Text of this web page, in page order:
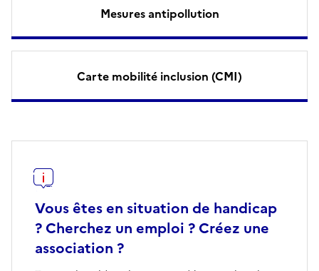
Mesures antipollution
Carte mobilité inclusion (CMI)
Vous êtes en situation de handicap
? Cherchez un emploi ? Créez une
association ?